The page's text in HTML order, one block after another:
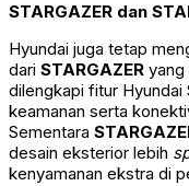
STARGAZER dan
Hyundai juga tetap
dari STARGAZER yang
dilengkapi fitur Hyundai
keamanan serta
Sementara
desain eksterior lebih
kenyamanan ekstra di